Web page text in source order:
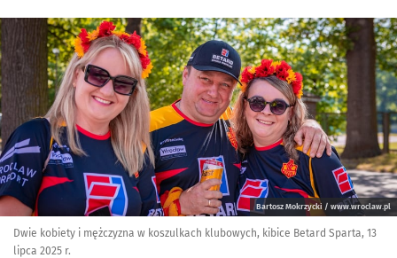
Kliknij, aby zobaczyć galerię
Bartosz Mokrzycki / www.wroclaw.pl
Dwie kobiety i mężczyzna w koszulkach klubowych, kibice Betard Sparta, 13
lipca 2025 r.